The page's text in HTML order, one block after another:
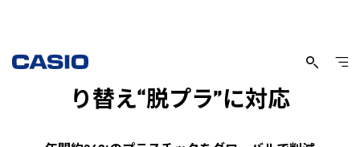
電卓のパッケージを紙素材に切
り替え“脱プラ”に対応